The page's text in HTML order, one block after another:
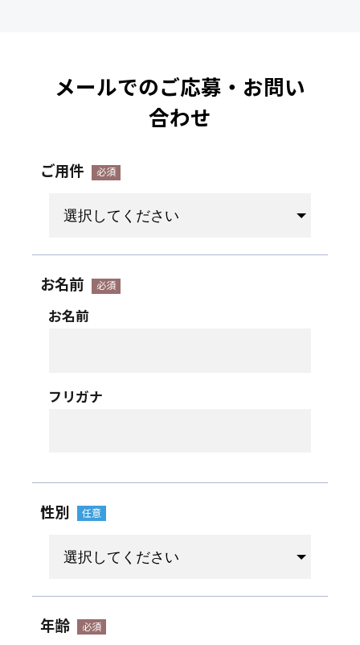
メールでのご応募・お問い
合わせ
ご用件
お名前
お名前
フリガナ
性別
年齢